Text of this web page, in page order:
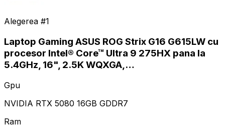
Alegerea #1
Laptop Gaming ASUS ROG Strix G16 G615LW cu
procesor Intel® Core™ Ultra 9 275HX pana la
5.4GHz, 16", 2.5K WQXGA,…
Gpu
NVIDIA RTX 5080 16GB GDDR7
Ram